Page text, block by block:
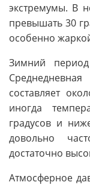
экстремумы. В
превышать 30
особенно
Зимний
составляет
иногда
градусов и
довольно
достаточно
Атмосферное